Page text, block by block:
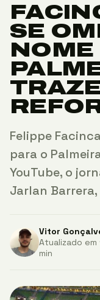
SE
NOME
Felippe
para o
YouTube, o
Jarlan
Vitor
Atualizado em
min